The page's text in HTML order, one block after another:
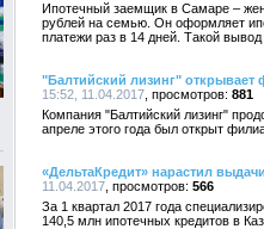
Ипотечный заемщик в Самаре –
рублей на семью. Он оформляет
платежи раз в 14 дней. Такой
"Балтийский лизинг"
15:52, 11.04.2017
881
Компания "Балтийский лизинг"
апреле этого года был открыт
«ДельтаКредит» нарастил
11.04.2017
566
За 1 квартал 2017 года
140,5 млн ипотечных кредитов в